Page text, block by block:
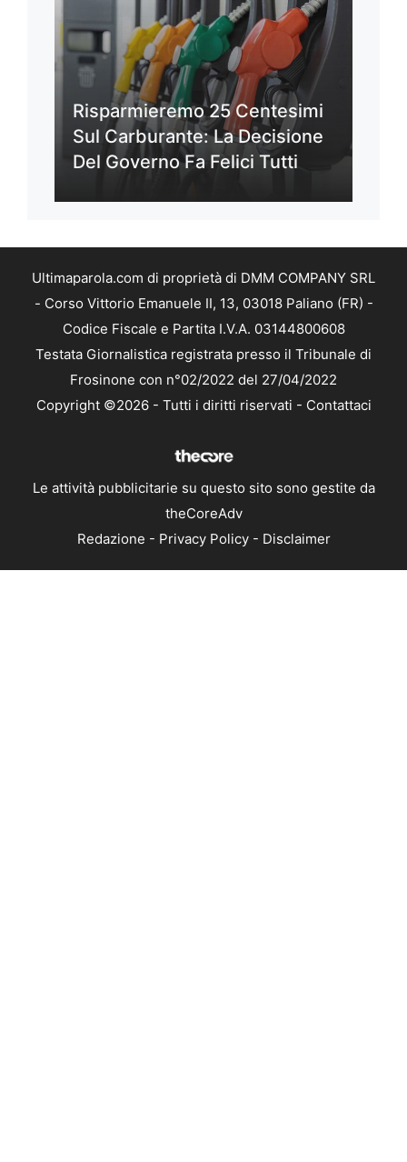
Risparmieremo 25 Centesimi
Sul Carburante: La Decisione
Del Governo Fa Felici Tutti
Ultimaparola.com di proprietà di DMM COMPANY SRL
- Corso Vittorio Emanuele II, 13, 03018 Paliano (FR) -
Codice Fiscale e Partita I.V.A. 03144800608
Testata Giornalistica registrata presso il Tribunale di
Frosinone con n°02/2022 del 27/04/2022
Copyright ©2026 - Tutti i diritti riservati - Contattaci
Le attività pubblicitarie su questo sito sono gestite da
theCoreAdv
Redazione - Privacy Policy- Disclaimer